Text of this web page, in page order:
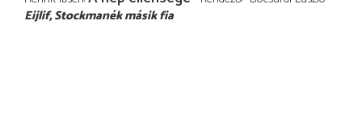
Eijlif Stockmanék másik fia